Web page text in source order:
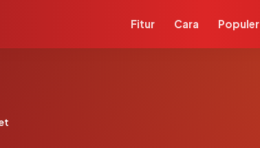
Fitur Cara Populer